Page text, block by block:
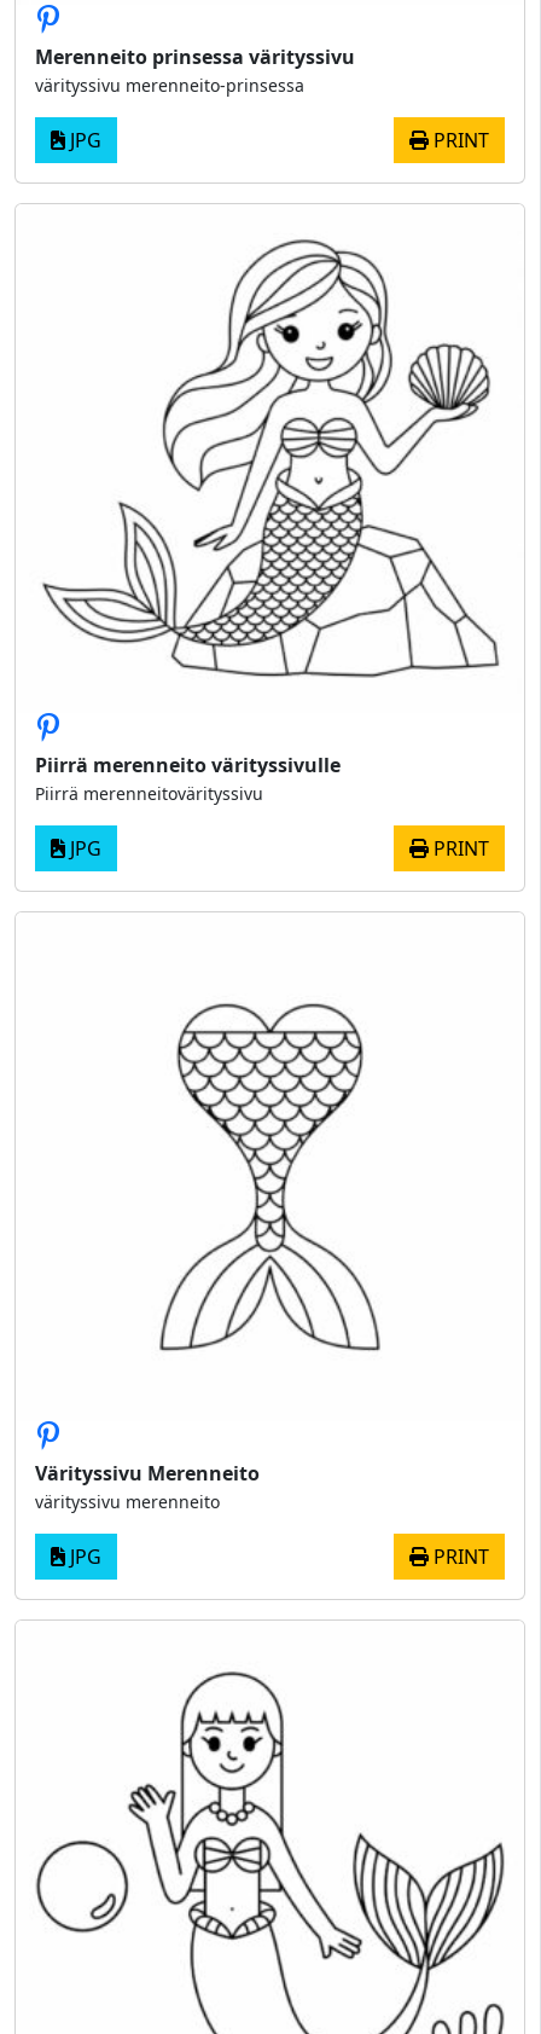
Merenneito prinsessa värityssivu
värityssivu merenneito-prinsessa
JPG PRINT
Piirrä merenneito värityssivulle
Piirrä merenneitovärityssivu
JPG PRINT
Värityssivu Merenneito
värityssivu merenneito
JPG PRINT